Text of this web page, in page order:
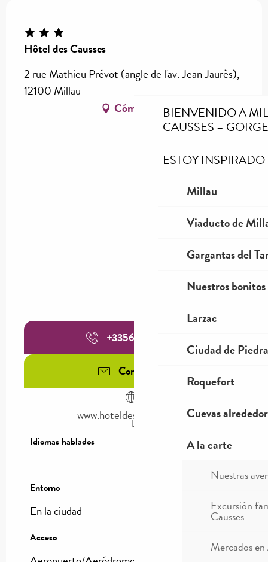
BIENVENIDO A
CAUSSES –
ESTOY INSPIRADO
Millau
Viaducto de
Gargantas del
Nuestros
Larzac
Ciudad de Piedra
Roquefort
Cuevas
A la carte
Nuestras
Excursión
Causses
Mercados
Hôtel des Causses
2 rue Mathieu Prévot (angle de l'av. Jean Jaurès),
12100 Millau
Cómo llegar
+335656003
Contáctenos
www.hoteldescausses.com
Idiomas hablados
Idiomas hablados
Entorno
Entorno
En la ciudad
Acceso
Acceso